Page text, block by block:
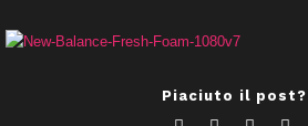
Piaciuto il